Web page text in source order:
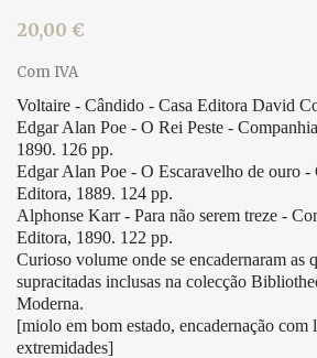
20,00 €
Com IVA
Voltaire - Cândido - Casa Editora David
Edgar Alan Poe - O Rei Peste -
1890. 126 pp.
Edgar Alan Poe - O Escaravelho de ouro
Editora, 1889. 124 pp.
Alphonse Karr - Para não serem treze -
Editora, 1890. 122 pp.
Curioso volume onde se encadernaram as
supracitadas inclusas na colecção
Moderna.
[miolo em bom estado, encadernação com
extremidades]